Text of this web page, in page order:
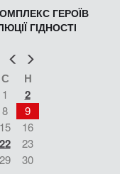
ГЕРОЇВ
ГІДНОСТІ
Попер
С Н
1 2
8
9
15
16
22
23
29
30